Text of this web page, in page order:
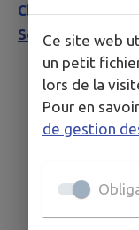
Cliquez sur le
Service-Public.fr
Ce site web
un petit
lors de la
Pour en
de gestion